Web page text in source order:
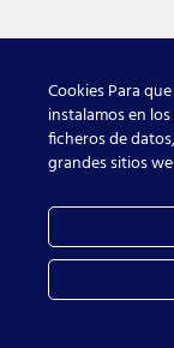
Cookies Para
instalamos en
ficheros de
grandes sitios